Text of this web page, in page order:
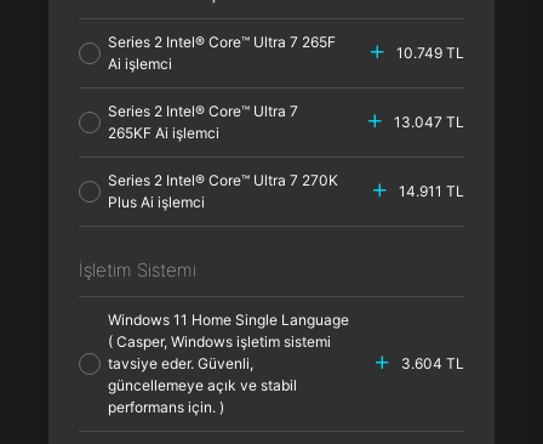
Series 2 Intel® Core™ Ultra 7 265F
Ai işlemci
10.749 TL
Series 2 Intel® Core™ Ultra 7
265KF Ai işlemci
13.047 TL
Series 2 Intel® Core™ Ultra 7 270K
Plus Ai işlemci
14.911 TL
İşletim Sistemi
Windows 11 Home Single Language
( Casper, Windows işletim sistemi
tavsiye eder. Güvenli,
güncellemeye açık ve stabil
performans için. )
3.604 TL